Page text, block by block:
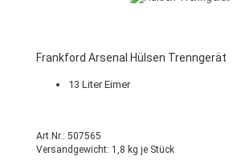
Frankford Arsenal Hülsen Trenngerät
13 Liter Eimer
Art.Nr.: 507565
Versandgewicht: 1,8 kg je Stück